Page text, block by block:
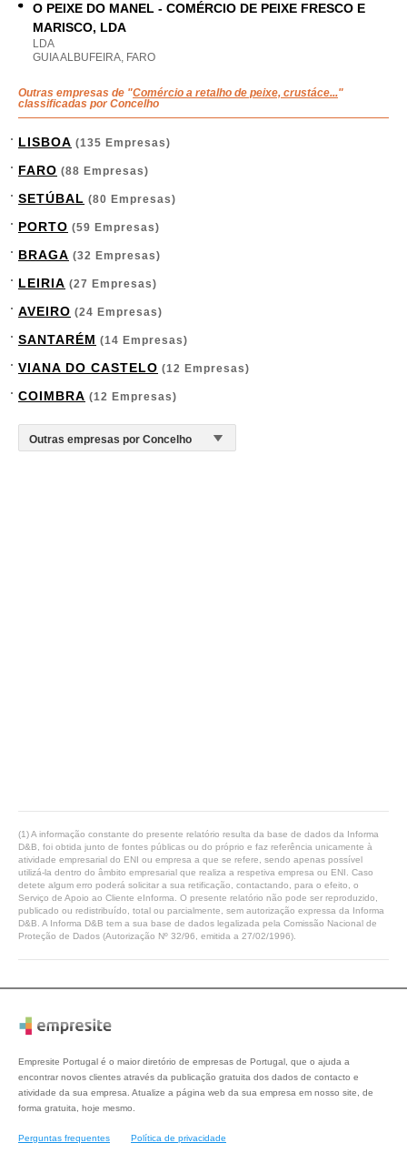
O PEIXE DO MANEL - COMÉRCIO DE PEIXE FRESCO E
MARISCO, LDA
LDA
GUIA ALBUFEIRA, FARO
Outras empresas de "Comércio a retalho de peixe, crustáce..."
classificadas por Concelho
LISBOA (135 Empresas)
FARO (88 Empresas)
SETÚBAL (80 Empresas)
PORTO (59 Empresas)
BRAGA (32 Empresas)
LEIRIA (27 Empresas)
AVEIRO (24 Empresas)
SANTARÉM (14 Empresas)
VIANA DO CASTELO (12 Empresas)
COIMBRA (12 Empresas)
(1) A informação constante do presente relatório resulta da base de dados da Informa
D&B, foi obtida junto de fontes públicas ou do próprio e faz referência unicamente à
atividade empresarial do ENI ou empresa a que se refere, sendo apenas possível
utilizá-la dentro do âmbito empresarial que realiza a respetiva empresa ou ENI. Caso
detete algum erro poderá solicitar a sua retificação, contactando, para o efeito, o
Serviço de Apoio ao Cliente eInforma. O presente relatório não pode ser reproduzido,
publicado ou redistribuído, total ou parcialmente, sem autorização expressa da Informa
D&B. A Informa D&B tem a sua base de dados legalizada pela Comissão Nacional de
Proteção de Dados (Autorização Nº 32/96, emitida a 27/02/1996).
Empresite Portugal é o maior diretório de empresas de Portugal, que o ajuda a
encontrar novos clientes através da publicação gratuita dos dados de contacto e
atividade da sua empresa. Atualize a página web da sua empresa em nosso site, de
forma gratuita, hoje mesmo.
Perguntas frequentes Política de privacidade